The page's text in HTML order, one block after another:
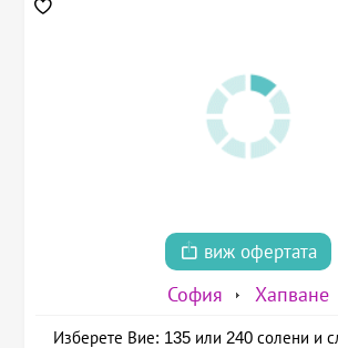
виж офертата
София Хапване
Изберете Вие: 135 или 240 солени и